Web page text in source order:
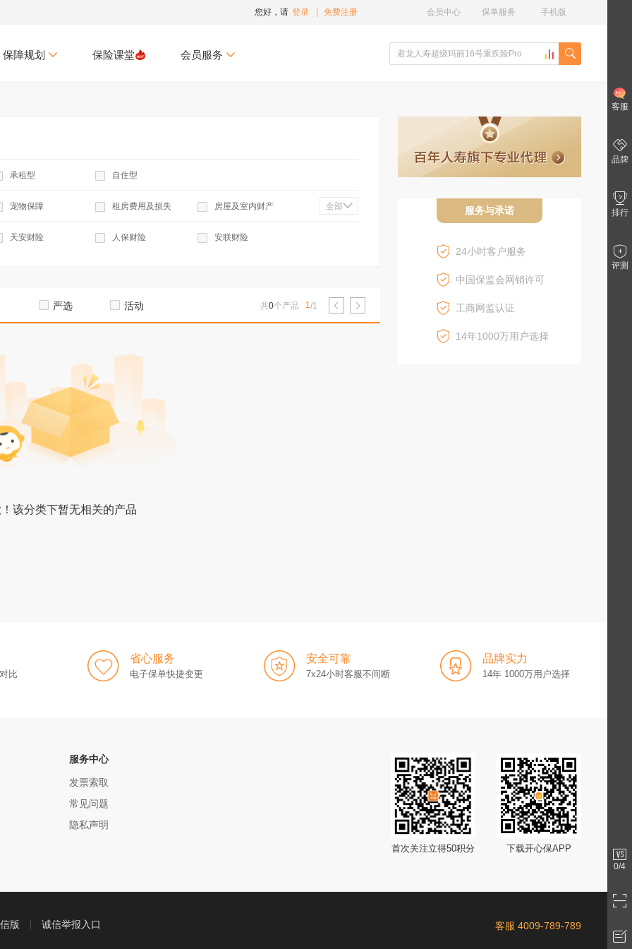
您好，请 登录 免费注册 手机版
保单服务
会员中心
保障规划 保险课堂 会员服务
承租型 自住型
全部
宠物保障 租房费用及损失 房屋及室内财产
家电安全 盗抢损失 水暖管爆裂损失
天安财险 人保财险 安联财险
服务与承诺
24小时客户服务
中国保监会网销许可
工商网监认证
14年1000万用户选择
严选 活动 共0个产品 1/1
该分类下暂无相关的产品
比
省心服务
电子保单快捷变更
安全可靠
7x24小时客服不间断
品牌实力
14年 1000万用户选择
服务中心
发票索取
常见问题
隐私声明
首次关注立得50积分 下载开心保APP
版 诚信举报入口 客服 4009-789-789
客服
品牌
排行
评测
0/4